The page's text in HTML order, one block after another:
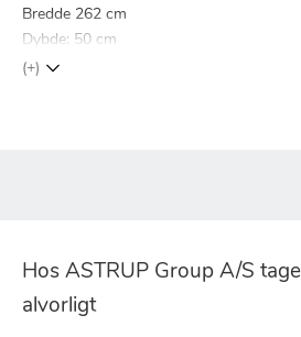
Bredde 262 cm
Dybde: 50 cm
(+)
Hos ASTRUP Group A/S
alvorligt